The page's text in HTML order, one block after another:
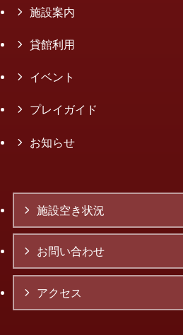
施設案内
貸館利用
イベント
プレイガイド
お知らせ
施設空き状況
お問い合わせ
アクセス